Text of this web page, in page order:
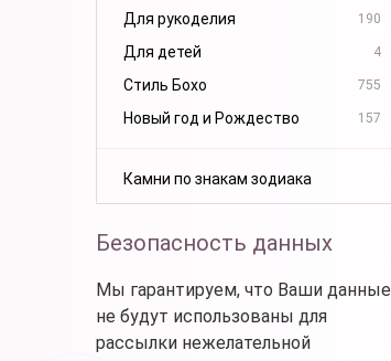
Для рукоделия 190
Для детей 4
Стиль Бохо 755
Новый год и Рождество 157
Камни по знакам зодиака
Безопасность данных
Мы гарантируем, что Ваши данные
не будут использованы для
рассылки нежелательной